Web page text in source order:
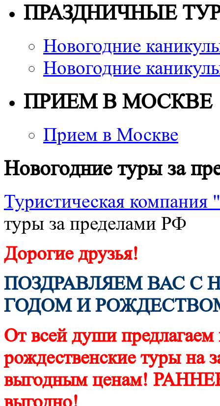
ПРАЗДНИЧНЫЕ
Новогодние
Новогодние
ПРИЕМ В МОСКВЕ
Прием в Москве
Новогодние туры за
Туристическая
туры за пределами РФ
Дорогие друзья!
ПОЗДРАВЛЯЕМ ВАС
ГОДОМ И
От всей души предлагаем
рождественские туры на
выгодным ценам!